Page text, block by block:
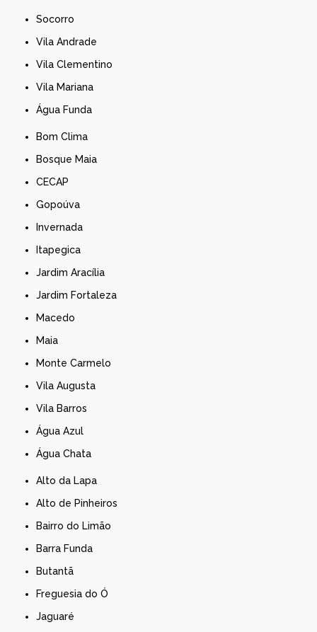
Socorro
Vila Andrade
Vila Clementino
Vila Mariana
Água Funda
Bom Clima
Bosque Maia
CECAP
Gopoúva
Invernada
Itapegica
Jardim Aracília
Jardim Fortaleza
Macedo
Maia
Monte Carmelo
Vila Augusta
Vila Barros
Água Azul
Água Chata
Alto da Lapa
Alto de Pinheiros
Bairro do Limão
Barra Funda
Butantã
Freguesia do Ó
Jaguaré